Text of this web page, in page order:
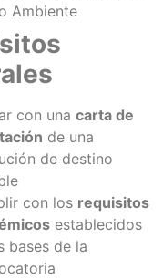
Ambiente
con una carta de
de una
de destino
con los requisitos
establecidos
bases de la